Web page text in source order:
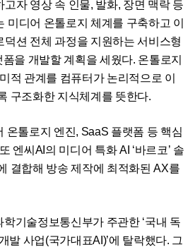
자 영상 속 인물, 발화, 장면 맥락 등
미디어 온톨로지 체계를 구축하고 이
덕션 전체 과정을 지원하는 서비스형
을 개발할 계획을 세웠다. 온톨로지
적 관계를 컴퓨터가 논리적으로 이
구조화한 지식체계를 뜻한다.
온톨로지 엔진, SaaS 플랫폼 등 핵심
엔씨AI의 미디어 특화 AI ‘바르코’ 솔
결합해 방송 제작에 최적화된 AX를
기술정보통신부가 주관한 ‘국내 독
발 사업(국가대표AI)’에 탈락했다. 그